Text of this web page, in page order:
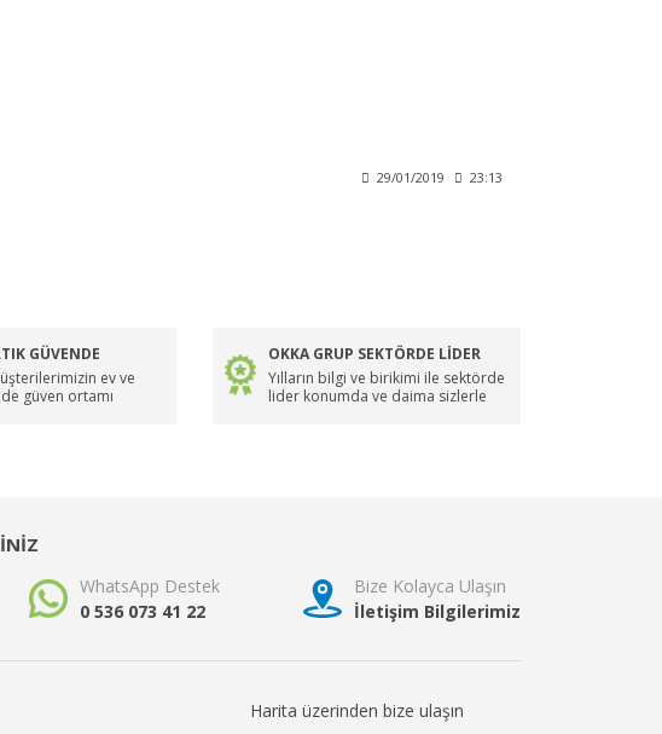
29/01/2019 23:13
GÜVENDE
ev ve
güven ortamı
OKKA GRUP SEKTÖRDE LİDER
Yılların bilgi ve birikimi ile sektörde
lider konumda ve daima sizlerle
WhatsApp Destek
0 536 073 41 22
Bize Kolayca Ulaşın
İletişim Bilgilerimiz
Harita üzerinden bize ulaşın